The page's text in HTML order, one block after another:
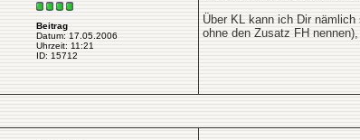
Beitrag
Datum: 17.05.2006
Uhrzeit: 11:21
ID: 15712
Über KL kann ich Dir
ohne den Zusatz FH